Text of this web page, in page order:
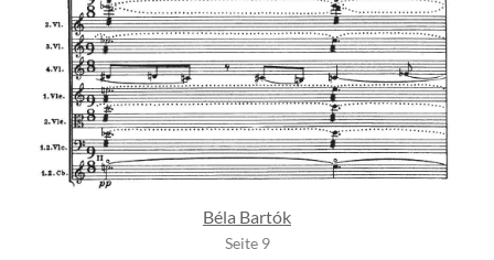
Béla Bartók
Seite 9